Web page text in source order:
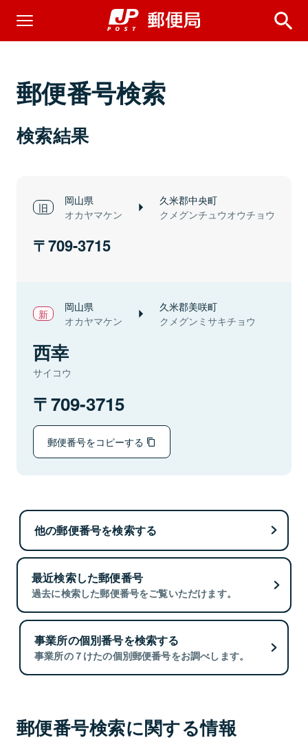
郵便番号検索
検索結果
岡山県
オカヤマケン
久米郡中央町
クメグンチュウオウチョウ
709-3715
岡山県
オカヤマケン
久米郡美咲町
クメグンミサキチョウ
西幸
サイコウ
709-3715
郵便番号をコピーする
他の郵便番号を検索する
最近検索した郵便番号
過去に検索した郵便番号をご覧いただけます。
事業所の個別番号を検索する
事業所の７けたの個別郵便番号をお調べします。
郵便番号検索に関する情報